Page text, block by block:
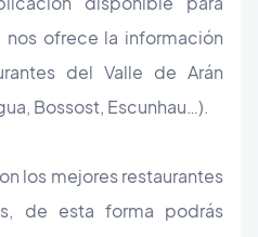
nos ofrece la información
del Valle de Arán
Bossost, Escunhau…).
los mejores restaurantes
de esta forma podrás